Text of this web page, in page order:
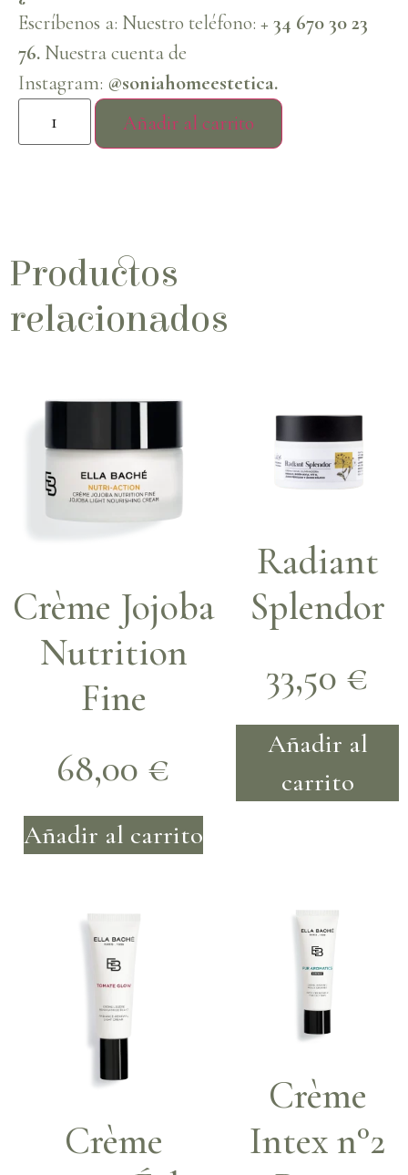
Escríbenos a: Nuestro teléfono: + 34 670 30 23
76. Nuestra cuenta de
Instagram: @soniahomeestetica.
Añadir al carrito
Productos
relacionados
Crème Jojoba
Nutrition
Fine
68,00 €
Añadir al carrito
Radiant
Splendor
33,50 €
Añadir al
carrito
Crème
Crème
Intex n°2